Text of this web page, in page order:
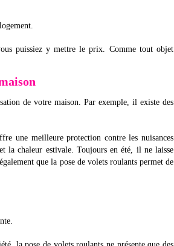
puissiez y mettre le prix. Comme tout objet
de votre maison. Par exemple, il existe des
une meilleure protection contre les nuisances
la chaleur estivale. Toujours en été, il ne laisse
que la pose de volets roulants permet de